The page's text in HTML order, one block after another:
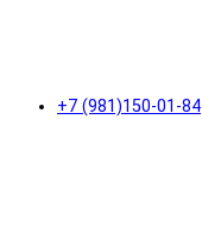
+7 (981)150-01-84